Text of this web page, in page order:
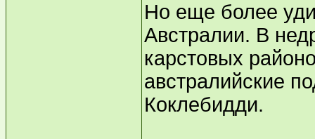
Но еще более
Австралии. В
карстовых
австралийские
Коклебидди.